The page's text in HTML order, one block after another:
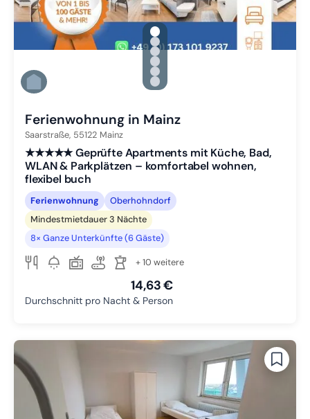
gallery.slide_selector
Zu Slide 1 wechseln
Zu Slide 2 wechseln
Zu Slide 3 wechseln
Zu Slide 4 wechseln
Zu Slide 5 wechseln
Zu Slide 6 wechseln
Ferienwohnung in Mainz
Saarstraße, 55122 Mainz
★★★★★ Geprüfte Apartments mit Küche, Bad,
WLAN & Parkplätzen – komfortabel wohnen,
flexibel buch
Ferienwohnung
Oberhohndorf
Mindestmietdauer 3 Nächte
8× Ganze Unterkünfte (6 Gäste)
+ 10 weitere
14,63 €
Durchschnitt pro Nacht & Person